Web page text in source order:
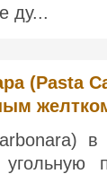
ду...
(Pasta
в